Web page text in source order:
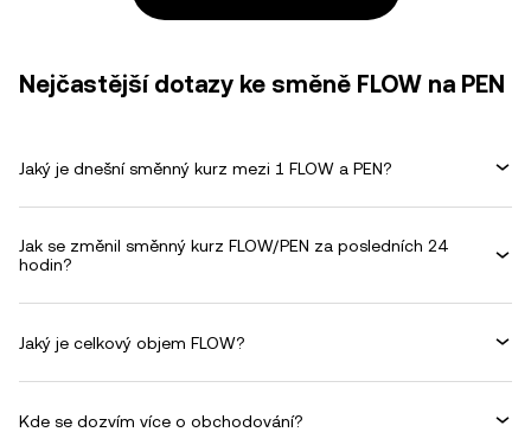
Nejčastější dotazy ke směně FLOW na PEN
Jaký je dnešní směnný kurz mezi 1 FLOW a PEN?
Jak se změnil směnný kurz FLOW/PEN za posledních 24
hodin?
Jaký je celkový objem FLOW?
Kde se dozvím více o obchodování?